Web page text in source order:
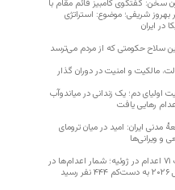
سخن: گفتگوی کامبیز قائم مقام با
بهروز شریفی؛ موضوع: استراتژی
در ایران
سلاح حکومتی که از مردم می‌ترسد
مالکیت و امنیت در دوران گذار
اولیای دم؛ یک زندانی در میاندوآب
رهایی یافت
مدنی ایران: امید در میان ترومای
و ویرانی‌ها
ثبت ۷۱ اعدام در ژوئیه؛ شمار اعدام‌ها در